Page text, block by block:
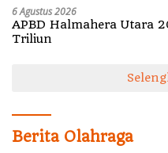
6 Agustus 2026
APBD Halmahera Utara
Triliun
Berita Olahraga